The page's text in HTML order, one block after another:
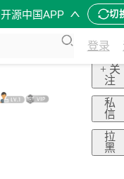
开源中国APP 切
登录
+ 关
注
私
信
拉
黑